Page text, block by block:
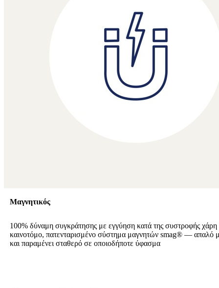
Μαγνητικός
100% δύναμη συγκράτησης με εγγύηση κατά της συστροφής χάρη
καινοτόμο, πατενταρισμένο σύστημα μαγνητών smag® — απαλό
και παραμένει σταθερό σε οποιοδήποτε ύφασμα